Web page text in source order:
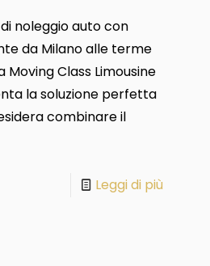
noleggio auto con
da Milano alle terme
Class Limousine
la soluzione perfetta
combinare il
Leggi di più